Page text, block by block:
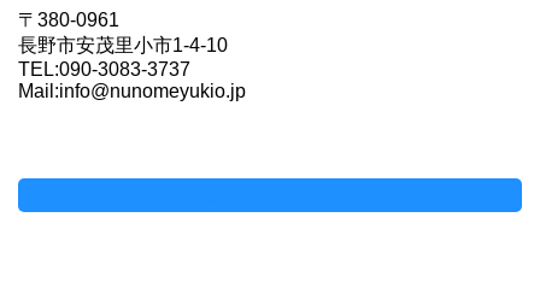
〒380-0961
長野市安茂里小市1-4-10
TEL:090-3083-3737
Mail:info@nunomeyukio.jp